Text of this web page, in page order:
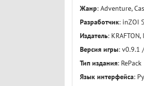
Жанр: Adventure,
Разработчик: inZOI
Издатель: KRAFTON,
Версия игры: v0.9.1
Тип издания: RePack
Язык интерфейса: